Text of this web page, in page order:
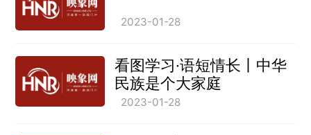
2023-01-28
看图学习·语短情长丨中华
民族是个大家庭
2023-01-28